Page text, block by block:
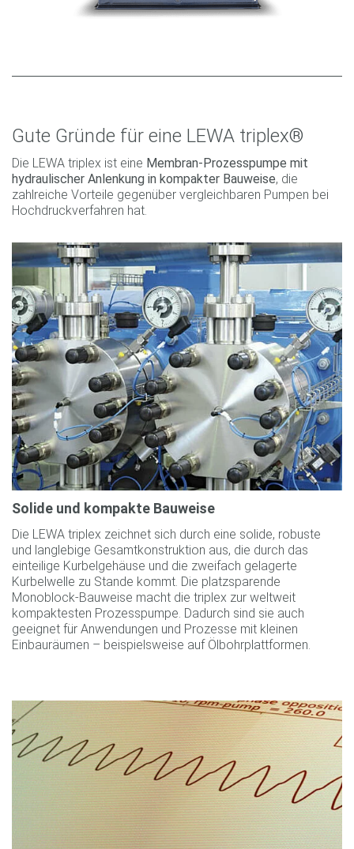
Gute Gründe für eine LEWA triplex®
Die LEWA triplex ist eine Membran-Prozesspumpe mit
hydraulischer Anlenkung in kompakter Bauweise, die
zahlreiche Vorteile gegenüber vergleichbaren Pumpen bei
Hochdruckverfahren hat.
Solide und kompakte Bauweise
Die LEWA triplex zeichnet sich durch eine solide, robuste
und langlebige Gesamtkonstruktion aus, die durch das
einteilige Kurbelgehäuse und die zweifach gelagerte
Kurbelwelle zu Stande kommt. Die platzsparende
Monoblock-Bauweise macht die triplex zur weltweit
kompaktesten Prozesspumpe. Dadurch sind sie auch
geeignet für Anwendungen und Prozesse mit kleinen
Einbauräumen – beispielsweise auf Ölbohrplattformen.